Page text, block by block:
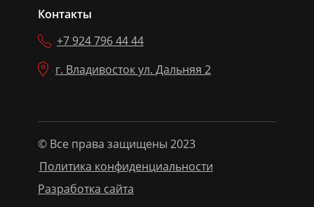
+7 924 796 44 44
г. Владивосток ул. Дальняя 2
Контакты
© Все права защищены 2023
Политика конфиденциальности
Разработка сайта